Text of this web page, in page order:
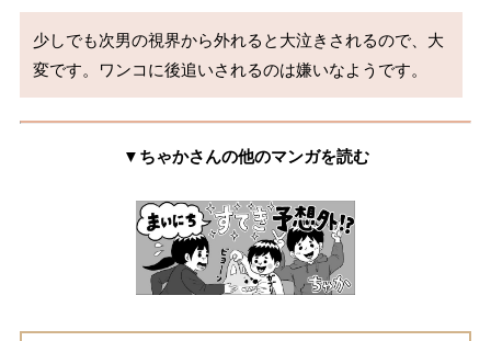
少しでも次男の視界から外れると大泣きされるので、大
変です。ワンコに後追いされるのは嫌いなようです。
▼ちゃかさんの他のマンガを読む